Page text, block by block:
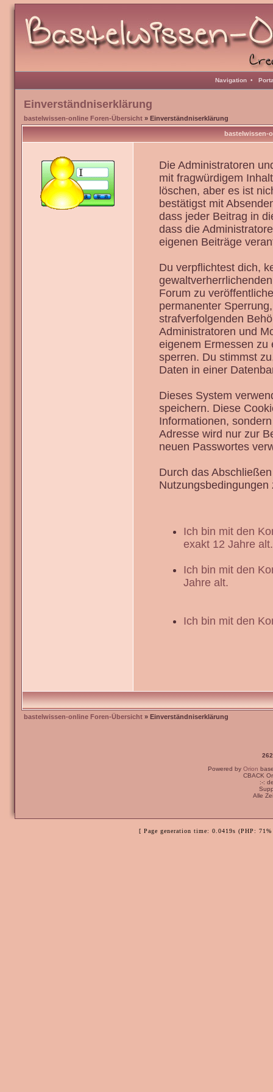
Navigation •
Einverständniserklärung
bastelwissen-online Foren-Übersicht » Einverständniserklärung
bastelwissen-
Die Administratoren
mit fragwürdigem
löschen, aber es ist
bestätigst mit
dass jeder Beitrag in
dass die
eigenen Beiträge
Du verpflichtest dich,
Forum zu
permanenter
strafverfolgenden
Administratoren und
eigenem Ermessen zu
sperren. Du stimmst
Daten in einer
Dieses System
speichern. Diese
Informationen,
Adresse wird nur zur
neuen Passwortes
Durch das
Nutzungsbedingungen
Ich bin mit den
exakt 12 Jahre alt.
Ich bin mit den
Jahre alt.
Ich bin mit den
bastelwissen-online Foren-Übersicht » Einverständniserklärung
Powered by Orion
CBACK
:-:
Alle
[ Page generation time: 0.0419s (PHP: